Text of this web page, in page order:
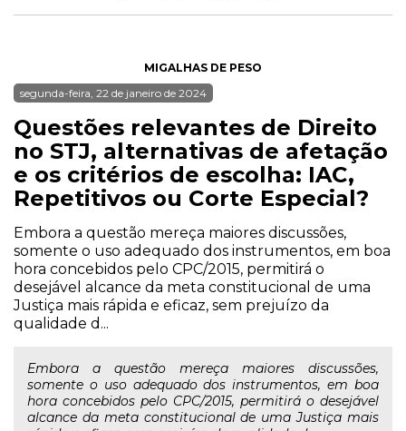
MIGALHAS DE PESO
segunda-feira, 22 de janeiro de 2024
Questões relevantes de Direito
no STJ, alternativas de afetação
e os critérios de escolha: IAC,
Repetitivos ou Corte Especial?
Embora a questão mereça maiores discussões,
somente o uso adequado dos instrumentos, em boa
hora concebidos pelo CPC/2015, permitirá o
desejável alcance da meta constitucional de uma
Justiça mais rápida e eficaz, sem prejuízo da
qualidade d...
Embora a questão mereça maiores discussões,
somente o uso adequado dos instrumentos, em boa
hora concebidos pelo CPC/2015, permitirá o desejável
alcance da meta constitucional de uma Justiça mais